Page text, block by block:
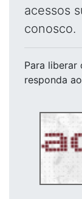
acessos
conosco.
Para liberar
responda